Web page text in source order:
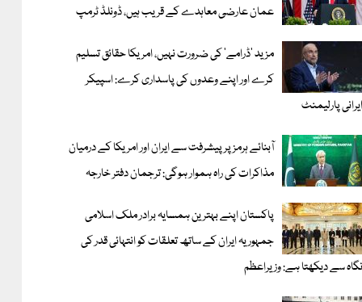
عمان عارضی معاہدے کے قریب ہیں، ڈونلڈ ٹرمپ
مزید 'ڈرامے' کی ضرورت نہیں، امریکا حقائق تسلیم
کرے اور اپنے وعدوں کی پاسداری کرے: اسپیکر
ایرانی پارلیمنٹ
آبنائے ہرمز پر پیشرفت سے ایران اور امریکا کے درمیان
مذاکرات کی راہ ہموار ہوگی: ترجمان دفتر خارجہ
پاکستان اپنے بہترین ہمسایہ برادر ملک اسلامی
جمہوریہ ایران کے ساتھ تعلقات کو انتہائی قدر کی
نگاہ سے دیکھتا ہے: وزیراعظم